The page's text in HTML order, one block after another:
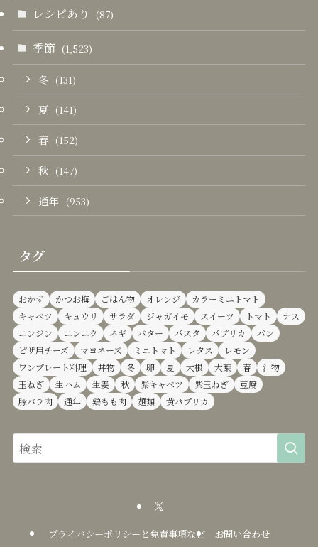
レシピあり (87)
季節 (1,523)
冬 (131)
夏 (141)
春 (152)
秋 (147)
通年 (953)
タグ
おかず かつお梅 ごはん物 オレンジ
カラーミニトマト
キャベツ
キュウリ サラダ ジャガイモ スイーツ トマト
ナス
ニンジン
ニンニク ネギ バター パスタ パプリカ
パン
ピザ用チーズ
マヨネーズ ミニトマト レタス
レモン
ワンプレート料理
丼物 冬 卵 夏 大根 大葉 春
汁物
玉ねぎ
生ハム 生姜 秋 紫キャベツ 紫玉ねぎ
豆腐
豚バラ肉
通年 鶏もも肉 麺類 黄パプリカ
プライバシーポリシーと免責事項など お問い合わせ